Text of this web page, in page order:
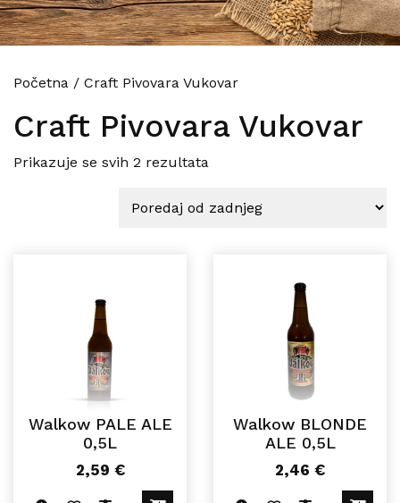
Početna / Craft Pivovara Vukovar
Craft Pivovara Vukovar
Prikazuje se svih 2 rezultata
Walkow PALE ALE
0,5L
2,59 €
Walkow BLONDE
ALE 0,5L
2,46 €